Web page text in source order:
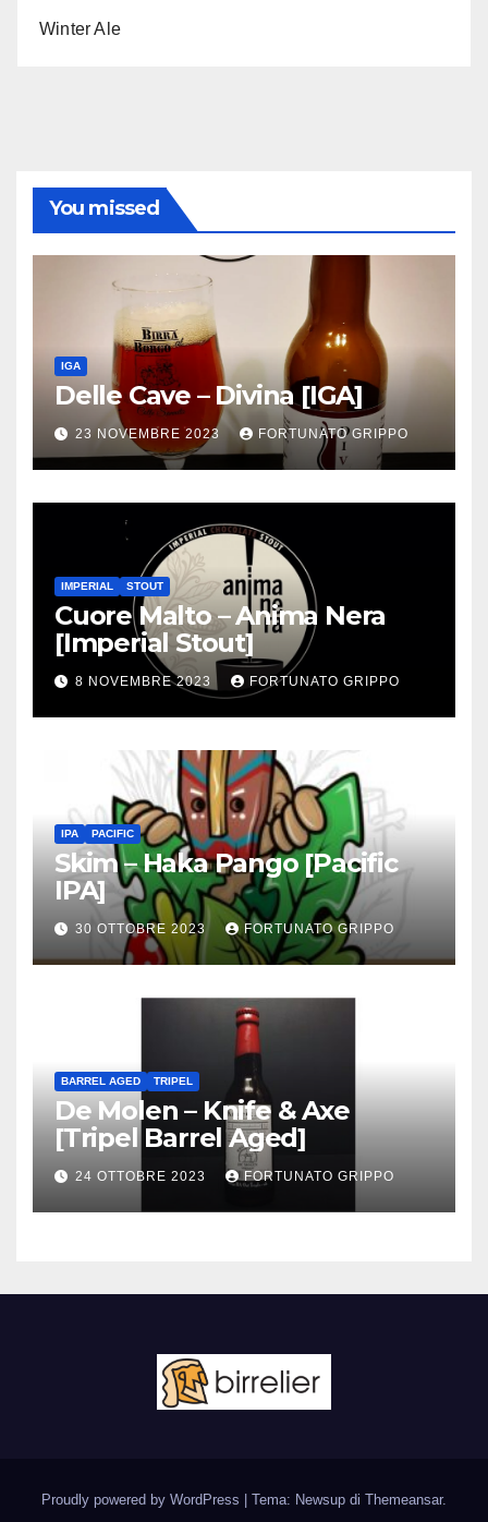
Winter Ale
You missed
IGA
Delle Cave – Divina [IGA]
23 NOVEMBRE 2023 FORTUNATO GRIPPO
IMPERIAL STOUT
Cuore Malto – Anima Nera
[Imperial Stout]
8 NOVEMBRE 2023 FORTUNATO GRIPPO
IPA PACIFIC
Skim – Haka Pango [Pacific
IPA]
30 OTTOBRE 2023 FORTUNATO GRIPPO
BARREL AGED TRIPEL
De Molen – Knife & Axe
[Tripel Barrel Aged]
24 OTTOBRE 2023 FORTUNATO GRIPPO
Proudly powered by WordPress Tema: Newsup di Themeansar.